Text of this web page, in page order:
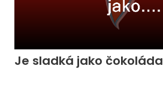
Je sladká jako čokoláda